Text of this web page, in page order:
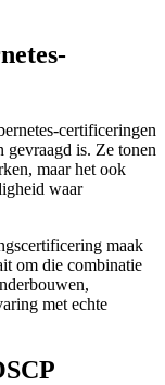
certificeringen
gevraagd is. Ze tonen
maar het ook
waar
maak
om die combinatie
met echte